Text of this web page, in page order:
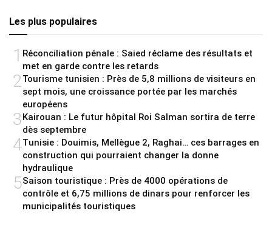
Les plus populaires
1 Réconciliation pénale : Saied réclame des résultats et
met en garde contre les retards
2 Tourisme tunisien : Près de 5,8 millions de visiteurs en
sept mois, une croissance portée par les marchés
européens
3Kairouan : Le futur hôpital Roi Salman sortira de terre
dès septembre
4Tunisie : Douimis, Mellègue 2, Raghai… ces barrages en
construction qui pourraient changer la donne
hydraulique
5Saison touristique : Près de 4000 opérations de
contrôle et 6,75 millions de dinars pour renforcer les
municipalités touristiques